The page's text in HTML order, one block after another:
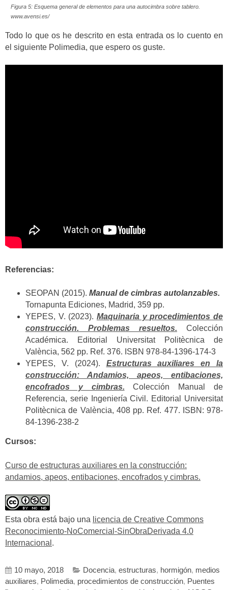
Figura 5: Esquema general de elementos para una autocimbra sobre tablero.
www.avensi.es/
Todo lo que os he descrito en esta entrada os lo cuento en
el siguiente Polimedia, que espero os guste.
Referencias:
SEOPAN (2015). Manual de cimbras autolanzables.
Tornapunta Ediciones, Madrid, 359 pp.
YEPES, V. (2023). Maquinaria y procedimientos de
construcción. Problemas resueltos. Colección
Académica. Editorial Universitat Politècnica de
València, 562 pp. Ref. 376. ISBN 978-84-1396-174-3
YEPES, V. (2024). Estructuras auxiliares en la
construcción: Andamios, apeos, entibaciones,
encofrados y cimbras. Colección Manual de
Referencia, serie Ingeniería Civil. Editorial Universitat
Politècnica de València, 408 pp. Ref. 477. ISBN: 978-
84-1396-238-2
Cursos:
Curso de estructuras auxiliares en la construcción:
andamios, apeos, entibaciones, encofrados y cimbras.
Esta obra está bajo una licencia de Creative Commons
Reconocimiento-NoComercial-SinObraDerivada 4.0
Internacional .
10 mayo, 2018 Docencia, estructuras, hormigón, medios
auxiliares, Polimedia, procedimientos de construcción, Puentes